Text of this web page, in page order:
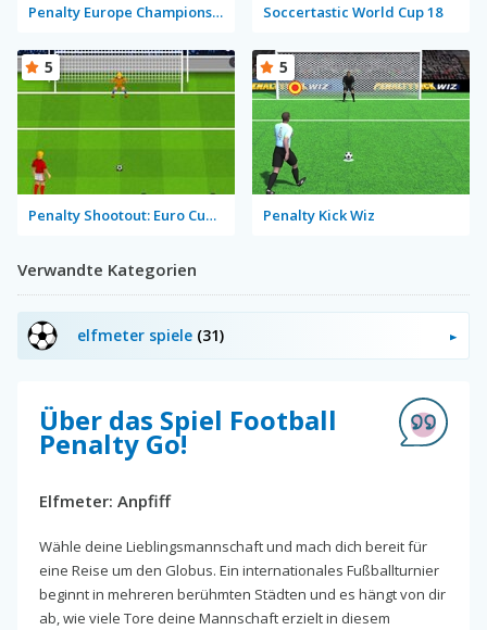
Penalty Europe Champions Edition Multiplayer Soccertastic World Cup 18
Penalty Shootout: Euro Cup 2016
5
Penalty Kick Wiz
5
Verwandte Kategorien
elfmeter spiele (31)
Über das Spiel Football
Penalty Go!
Elfmeter: Anpfiff
Wähle deine Lieblingsmannschaft und mach dich bereit für
eine Reise um den Globus. Ein internationales Fußballturnier
beginnt in mehreren berühmten Städten und es hängt von dir
ab, wie viele Tore deine Mannschaft erzielt in diesem